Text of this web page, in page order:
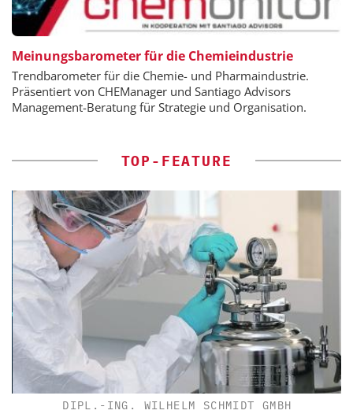
Meinungsbarometer für die Chemieindustrie
Trendbarometer für die Chemie- und Pharmaindustrie.
Präsentiert von CHEManager und Santiago Advisors
Management-Beratung für Strategie und Organisation.
TOP-FEATURE
DIPL.-ING. WILHELM SCHMIDT GMBH